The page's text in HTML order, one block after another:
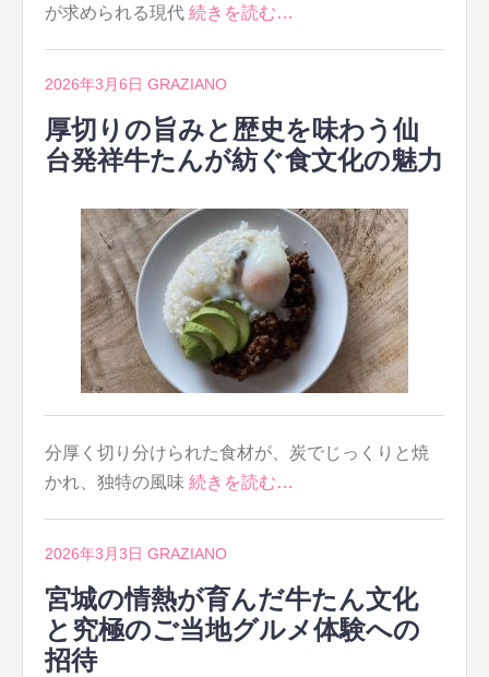
が求められる現代 続きを読む…
2026年3月6日 GRAZIANO
厚切りの旨みと歴史を味わう仙
台発祥牛たんが紡ぐ食文化の魅力
分厚く切り分けられた食材が、炭でじっくりと焼
かれ、独特の風味 続きを読む…
2026年3月3日 GRAZIANO
宮城の情熱が育んだ牛たん文化
と究極のご当地グルメ体験への
招待